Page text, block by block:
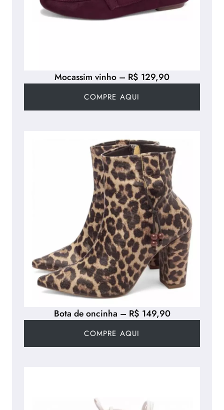
Mocassim vinho – R$ 129,90
COMPRE AQUI
Bota de oncinha – R$ 149,90
COMPRE AQUI